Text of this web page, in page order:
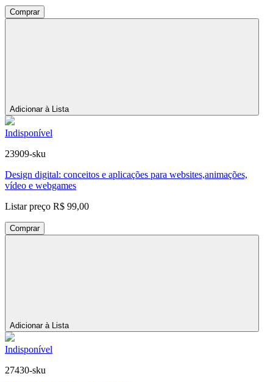
Comprar
Adicionar à Lista
Indisponível
23909-sku
Design digital: conceitos e aplicações para websites,animações,
vídeo e webgames
Listar preço R$ 99,00
Comprar
Adicionar à Lista
Indisponível
27430-sku